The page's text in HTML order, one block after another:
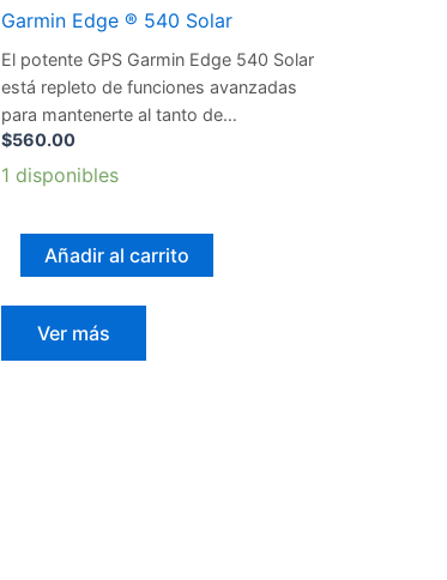
Garmin Edge ® 540 Solar
El potente GPS Garmin Edge 540 Solar
está repleto de funciones avanzadas
para mantenerte al tanto de…
$560.00
1 disponibles
Añadir al carrito
Ver más